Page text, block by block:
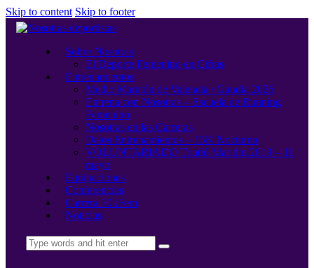
Skip to content Skip to footer
Sobre Nosotras
El Deporte Femenino en Cifras
Entrenamientos
Medio Maratón de Valencia / Gandía 2026
Entrena con Nosotras – Escuela de Running
Femenino
Nosotras en las Carreras
Datos Entrenamientos – 15K Nocturna
VOLUNTARIADO Triatló Maritim 2019 – 11
mayo
Equipaciones
Conferencias
Carrera 10kFem
Noticias